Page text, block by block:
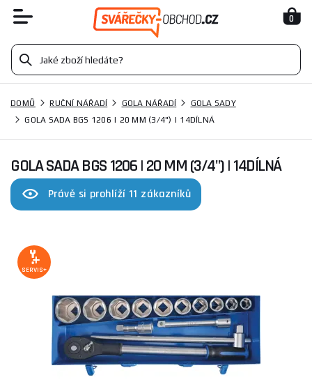
0
DOMŮ RUČNÍ NÁŘADÍ GOLA NÁŘADÍ
GOLA SADY
GOLA SADA BGS 1206 | 20 MM (3/4") | 14DÍLNÁ
GOLA SADA BGS 1206 | 20 MM (3/4") | 14DÍLNÁ
Právě si prohlíží 11 zákazníků
SERVIS+